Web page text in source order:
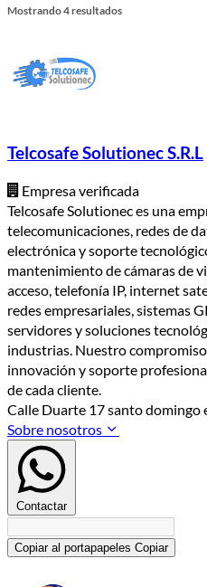
Mostrando 4 resultados
Telcosafe Solutionec S.R.L
Empresa verificada
Telcosafe Solutionec es una
telecomunicaciones, redes de
electrónica y soporte
mantenimiento de cámaras de
acceso, telefonía IP, internet
redes empresariales, sistemas
servidores y soluciones
industrias. Nuestro
innovación y soporte
de cada cliente.
Calle Duarte 17 santo domingo
Sobre nosotros
Contactar
Copiar al portapapeles Copiar